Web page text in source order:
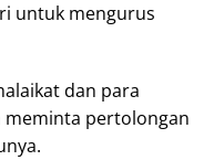
untuk mengurus
dan para
meminta pertolongan